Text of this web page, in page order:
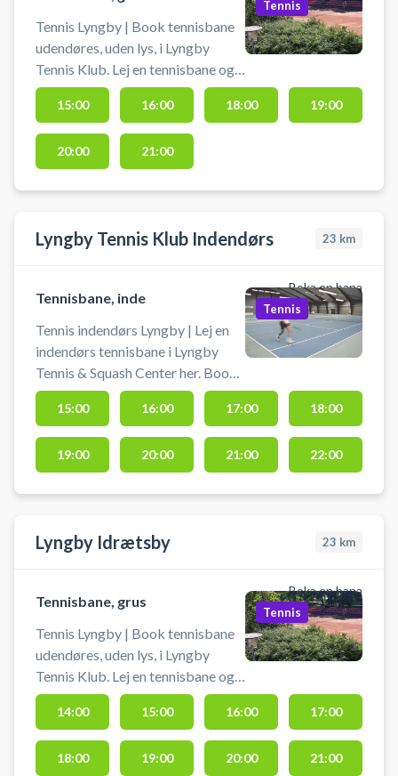
Tennis Lyngby | Book tennisbane
udendøres, uden lys, i Lyngby
Tennis Klub. Lej en tennisbane og
spil tennis i Lyngby på en af de
udendørs grusbanerne hos
tennisklubben i Lyngby. Medbring
selv ketcher og bolde. Banen kan
reservationens starttidspunkt.
Tennis
15:00 16:00 18:00 19:00
20:00 21:00
Lyngby Tennis Klub Indendørs 23 km
Boka en bana
Tennisbane, inde
Tennis indendørs Lyngby | Lej en
indendørs tennisbane i Lyngby
Tennis & Squash Center her. Book
tennisbane og spil tennis i Lundby
på indendørs tennisbaner i
tennishallen ved tennisklubben i
Lyngby. Banen må kun benyttes
Medbring selv ketcher og bolde.
Tennis
15:00 16:00 17:00 18:00
19:00 20:00 21:00 22:00
Lyngby Idrætsby 23 km
Boka en bana
Tennisbane, grus
Tennis Lyngby | Book tennisbane
udendøres, uden lys, i Lyngby
Tennis Klub. Lej en tennisbane og
spil tennis ved Lyngby Idrætsby på
udendørs grusbaner beliggende
ved tennisklubben. Medbring selv
ketcher og bolde. Banen kan
Tennis
14:00 15:00 16:00 17:00
18:00 19:00 20:00 21:00